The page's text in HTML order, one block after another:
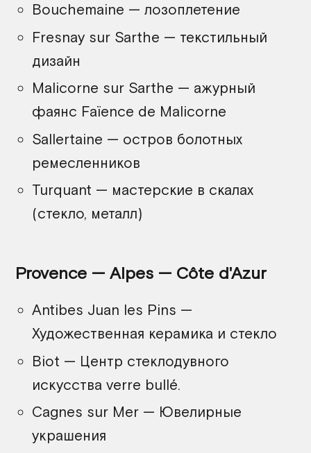
Bouchemaine — лозоплетение
Fresnay sur Sarthe — текстильный
дизайн
Malicorne sur Sarthe — ажурный
фаянс Faïence de Malicorne
Sallertaine — остров болотных
ремесленников
Turquant — мастерские в скалах
(стекло, металл)
Provence — Alpes — Côte d'Azur
Antibes Juan les Pins —
Художественная керамика и стекло
Biot — Центр стеклодувного
искусства verre bullé.
Cagnes sur Mer — Ювелирные
украшения